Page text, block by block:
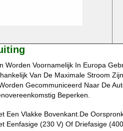
Worden Voornamelijk In Europa
Van De Maximale Stroom
Gecommuniceerd Naar De
Beperken.
Een Vlakke Bovenkant.De
Eenfasige (230 V) Of Driefasige